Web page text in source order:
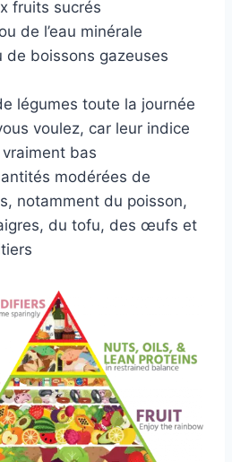
fruits sucrés
de l’eau minérale
de boissons gazeuses
légumes toute la journée
voulez, car leur indice
bas
modérées de
notamment du poisson,
du tofu, des œufs et